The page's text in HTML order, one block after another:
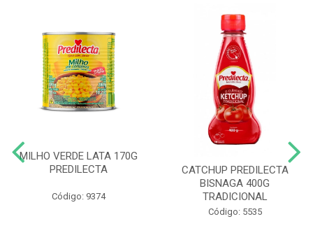
MILHO VERDE LATA 170G
PREDILECTA
Código: 9374
CATCHUP PREDILECTA
BISNAGA 400G
TRADICIONAL
Código: 5535